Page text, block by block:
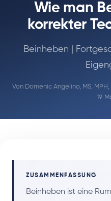
90 Tage
Übungen
Wie man
korrekter
Beinheben |
Von Domenic Angelino, MS, MPH,
19.
ZUSAMMENFASSUNG
Beinheben ist eine